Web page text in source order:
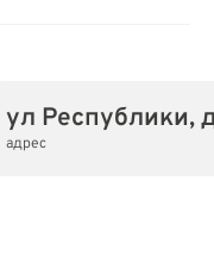
ул Республики,
адрес